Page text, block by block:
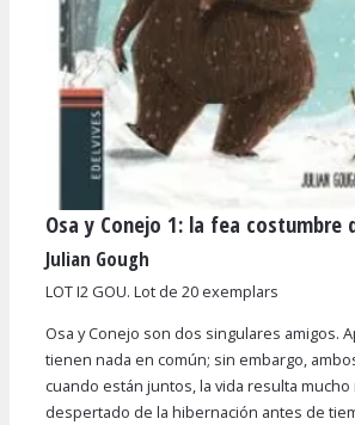
Diapositiva 1 de 1
Osa y Conejo 1: la fea costumbre
Julian Gough
LOT I2 GOU. Lot de 20 exemplars
Osa y Conejo son dos singulares amigos.
tienen nada en común; sin embargo,
cuando están juntos, la vida resulta mucho
despertado de la hibernación antes de